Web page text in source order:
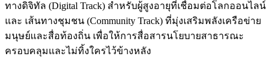
ทางดิจิทัล (Digital Track) สำหรับผู้สูงอายุที่เชื่อมต่อโลกออนไลน์
และ เส้นทางชุมชน (Community Track) ที่มุ่งเสริมพลังเครือข่าย
มนุษย์และสื่อท้องถิ่น เพื่อให้การสื่อสารนโยบายสาธารณะ
ครอบคลุมและไม่ทิ้งใครไว้ข้างหลัง